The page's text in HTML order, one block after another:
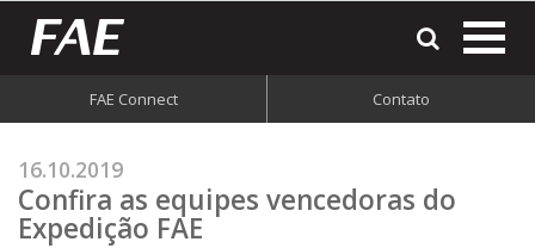
FAE Connect Contato
16.10.2019
Confira as equipes vencedoras do
Expedição FAE